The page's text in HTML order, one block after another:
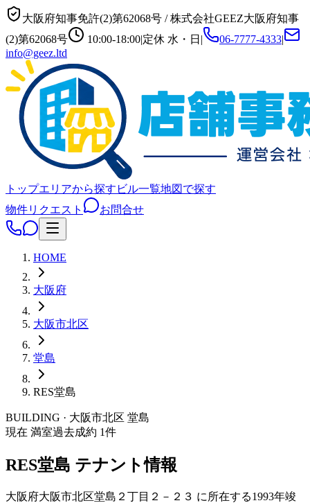
大阪府知事免許(2)第62068号 /株式会社GEEZ大阪府知事
(2)第62068号
10:00-18:00|定休 水・日 | 06-7777-4333|
info@geez.ltd
トップエリアから探す ビル一覧地図で探す
物件リクエスト
お問合せ
HOME
大阪府
大阪市北区
堂島
RES堂島
BUILDING · 大阪市北区 堂島
現在 満室過去成約 1件
RES堂島 テナント情報
大阪府大阪市北区堂島２丁目２－２３ に所在する1993年竣